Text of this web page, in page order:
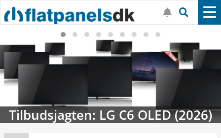
Tilbudsjagten: LG C6 OLED (2026)